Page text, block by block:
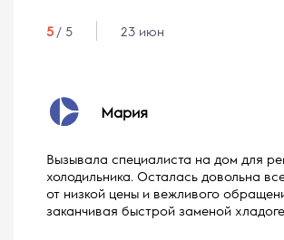
5 / 5 23 июн
Мария
Вызывала специалиста на дом для
холодильника. Осталась довольна
от низкой цены и вежливого
заканчивая быстрой заменой